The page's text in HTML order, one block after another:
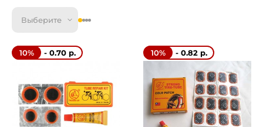
Выберите
10% - 0.70 р. 10% - 0.82 р.